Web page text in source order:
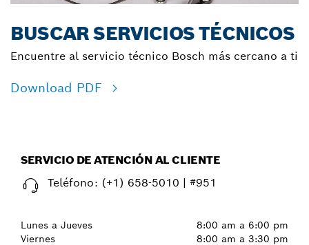
BUSCAR SERVICIOS TÉCNICOS
Encuentre al servicio técnico Bosch más cercano a ti
Download PDF
SERVICIO DE ATENCIÓN AL CLIENTE
Teléfono: (+1) 658-5010 | #951
Lunes a Jueves
Viernes
8:00 am a 6:00 pm
8:00 am a 3:30 pm